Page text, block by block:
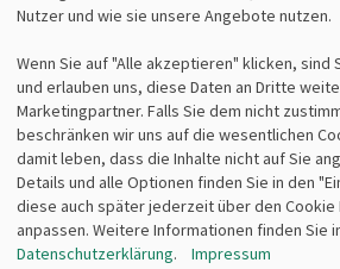
Kontaktformular
Fragen zum Vertrieb?
info@lz-fachshop.de
Fragen zum Internetshop?
webmaster@lz-fachshop.de
85764
Tel 089/
Fax 089/
Alle Texte, Grafiken, Bilder und das
geschützt und dürfen nicht ohne
Erlaubnis weiterverwendet
Nutzer und wie sie unsere Angebote nutzen.
Wenn Sie auf "Alle akzeptieren" klicken, sind
und erlauben uns, diese Daten an Dritte
Marketingpartner. Falls Sie dem nicht
beschränken wir uns auf die wesentlichen
damit leben, dass die Inhalte nicht auf Sie
Details und alle Optionen finden Sie in den
diese auch später jederzeit über den Cookie
anpassen. Weitere Informationen finden Sie
Datenschutzerklärung. Impressum